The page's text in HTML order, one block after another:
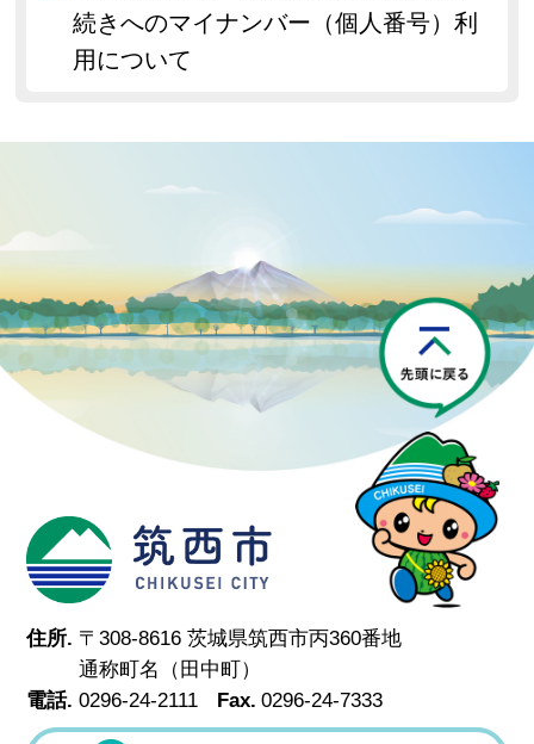
続きへのマイナンバー（個人番号）利
用について
筑西市
住所. 〒308-8616 茨城県筑西市丙360番地
通称町名（田中町）
電話. 0296-24-2111 Fax. 0296-24-7333